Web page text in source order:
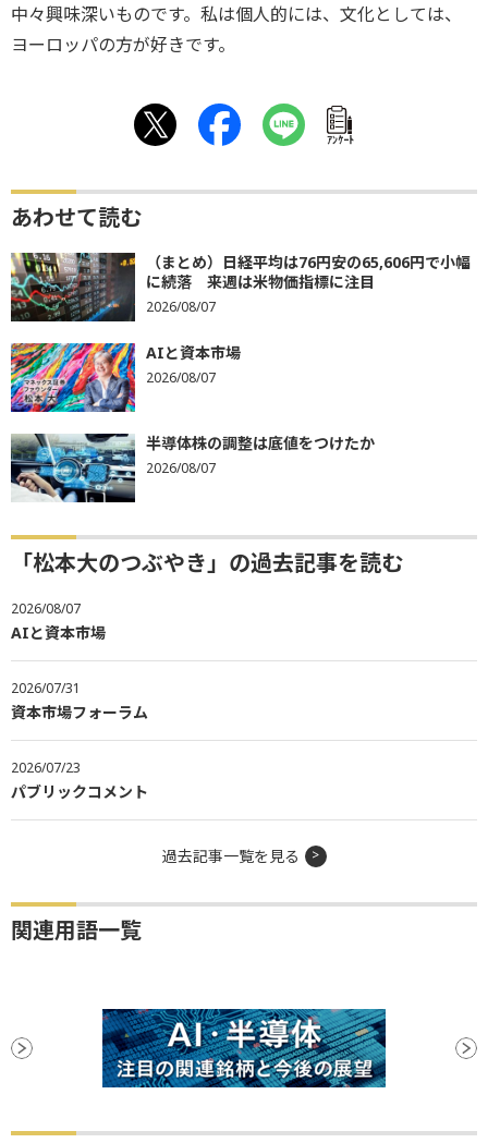
中々興味深いものです。私は個人的には、文化としては、
ヨーロッパの方が好きです。
ｱﾝｹｰﾄ
あわせて読む
（まとめ）日経平均は76円安の65,606円で小幅
に続落 来週は米物価指標に注目
2026/08/07
AIと資本市場
2026/08/07
半導体株の調整は底値をつけたか
2026/08/07
「松本大のつぶやき」の過去記事を読む
2026/08/07
AIと資本市場
2026/07/31
資本市場フォーラム
2026/07/23
パブリックコメント
過去記事一覧を見る
関連用語一覧